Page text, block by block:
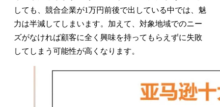
しても、競合企業が1万円前後で出している中では、魅
力は半減してしまいます。加えて、対象地域でのニー
ズがなければ顧客に全く興味を持ってもらえずに失敗
してしまう可能性が高くなります。